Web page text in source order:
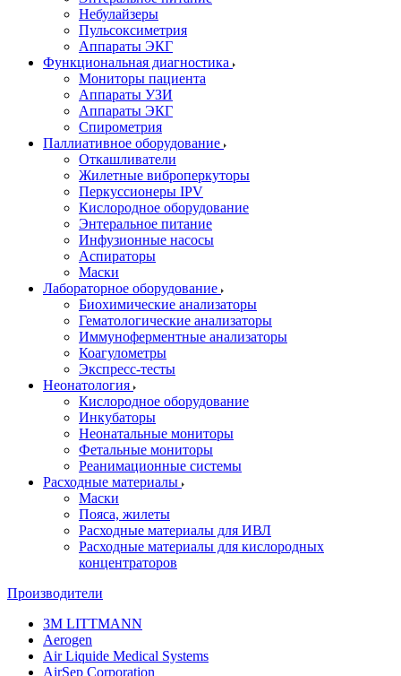
Небулайзеры
Пульсоксиметрия
Аппараты ЭКГ
Функциональная диагностика
Мониторы пациента
Аппараты УЗИ
Аппараты ЭКГ
Спирометрия
Паллиативное оборудование
Откашливатели
Жилетные виброперкуторы
Перкуссионеры IPV
Кислородное оборудование
Энтеральное питание
Инфузионные насосы
Аспираторы
Маски
Лабораторное оборудование
Биохимические анализаторы
Гематологические анализаторы
Иммуноферментные анализаторы
Коагулометры
Экспресс-тесты
Неонатология
Кислородное оборудование
Инкубаторы
Неонатальные мониторы
Фетальные мониторы
Реанимационные системы
Расходные материалы
Маски
Пояса, жилеты
Расходные материалы для ИВЛ
Расходные материалы для кислородных
концентраторов
Производители
3M LITTMANN
Aerogen
Air Liquide Medical Systems
AirSep Corporation